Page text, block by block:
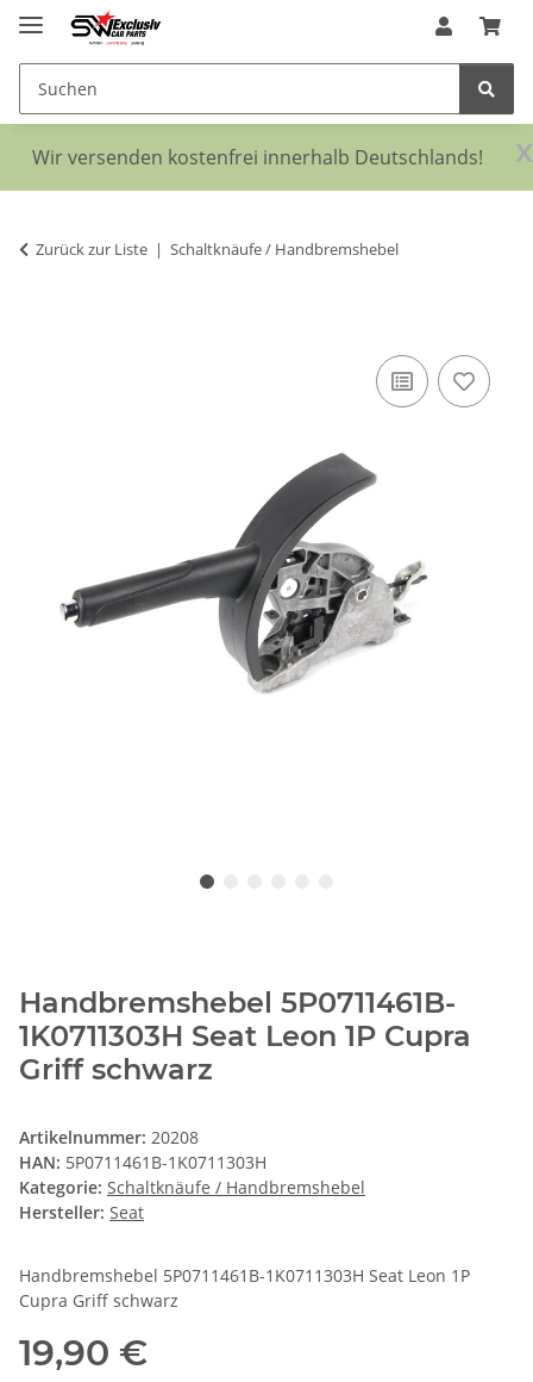
x
Wir versenden kostenfrei innerhalb Deutschlands!
Zurück zur Liste Schaltknäufe / Handbremshebel
Handbremshebel 5P0711461B-
1K0711303H Seat Leon 1P Cupra
Griff schwarz
Artikelnummer: 20208
HAN: 5P0711461B-1K0711303H
Kategorie: Schaltknäufe / Handbremshebel
Hersteller: Seat
Handbremshebel 5P0711461B-1K0711303H Seat Leon 1P
Cupra Griff schwarz
19,90 €